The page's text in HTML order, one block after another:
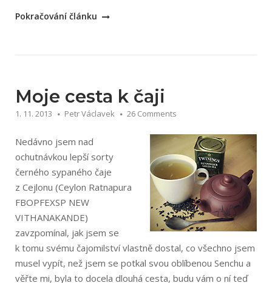
„Podzim
volné
Pokračování článku
Moje cesta k čaji
1. 11. 2013 Petr Václavek 26 Comments
Nedávno jsem nad
ochutnávkou lepší sorty
černého sypaného čaje
z Cejlonu (Ceylon Ratnapura
FBOPFEXSP NEW
VITHANAKANDE)
zavzpomínal, jak jsem se
k tomu svému čajomilství vlastně dostal, co všechno jsem
musel vypít, než jsem se potkal svou oblíbenou Senchu a
věřte mi, byla to docela dlouhá cesta, budu vám o ní teď